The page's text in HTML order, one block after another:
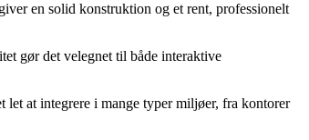
en solid konstruktion og et rent, professionelt
gør det velegnet til både interaktive
at integrere i mange typer miljøer, fra kontorer